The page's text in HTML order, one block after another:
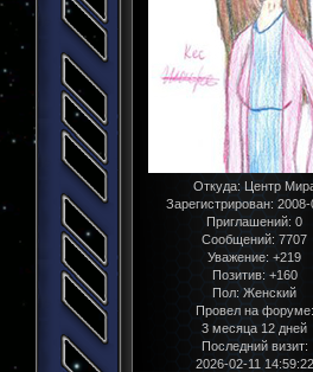
Откуда: Центр
Зарегистрирован: 2008-
Приглашений: 0
Сообщений: 7707
Уважение: +219
Позитив: +160
Пол:Женский
Провел на форуме:
3 месяца 12 дней
Последний визит:
2026-02-11 14:59:22